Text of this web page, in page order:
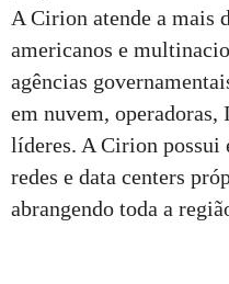
A Cirion atende a mais
americanos e
agências
em nuvem, operadoras,
líderes. A Cirion possui
redes e data centers
abrangendo toda a